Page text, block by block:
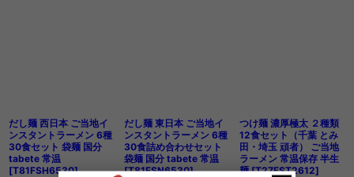
だし麺 西日本 ご当地イ
ンスタントラーメン 6種
30食セット 袋麺 国分
tabete 常温
[T81FSH6530]
だし麺 東日本 ご当地イ
ンスタントラーメン 6種
30食詰め合わせセット
袋麺 国分 tabete 常温
[T81FSN6530]
つけ麺 濃厚極太 ２種類
12食セット（千葉 とみ
田・埼玉 頑者） ご当地
ラーメン 常温保存 半生
麺 [T27FST2612]